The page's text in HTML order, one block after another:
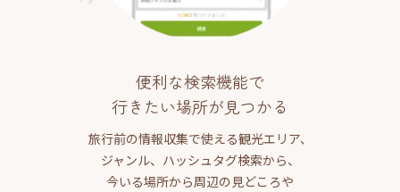
便利な検索機能で
行きたい場所が見つかる
旅行前の情報収集で使える観光エリア、
ジャンル、ハッシュタグ検索から、
今いる場所から周辺の見どころや